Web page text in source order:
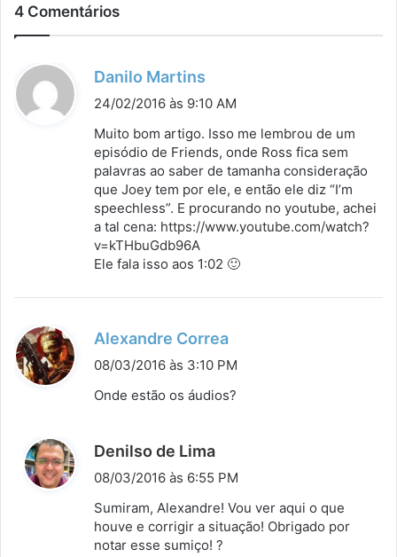
4 Comentários
Danilo Martins
i
s
e
:
24/02/2016 às 9:10 AM
Muito bom artigo. Isso me lembrou de um
episódio de Friends, onde Ross fica sem
palavras ao saber de tamanha consideração
que Joey tem por ele, e então ele diz “I’m
speechless”. E procurando no youtube, achei
a tal cena: https://www.youtube.com/watch?
v=kTHbuGdb96A
Ele fala isso aos 1:02 🙂
Alexandre Correa
i
08/03/2016 às 3:10 PM
Onde estão os áudios?
Denilso de Lima
s
e
08/03/2016 às 6:55 PM
Sumiram, Alexandre! Vou ver aqui o que
houve e corrigir a situação! Obrigado por
notar esse sumiço! ?